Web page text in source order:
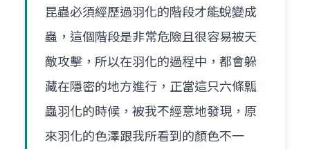
昆蟲必須經歷過羽化的階段才能蛻變成
蟲，這個階段是非常危險且很容易被天
敵攻擊，所以在羽化的過程中，都會躲
藏在隱密的地方進行，正當這只六條瓢
蟲羽化的時候，被我不經意地發現，原
來羽化的色澤跟我所看到的顏色不一